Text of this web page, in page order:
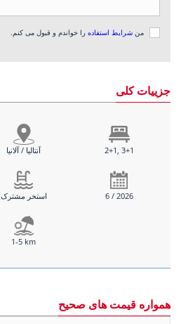
من شرایط استفاده را خواندم و قبول می کنم.
جزییات کلی
آنتالیا / آلانیا 2+1, 3+1
استخر مشترک 6 / 2026
1-5 km
همواره قیمت های صحیح